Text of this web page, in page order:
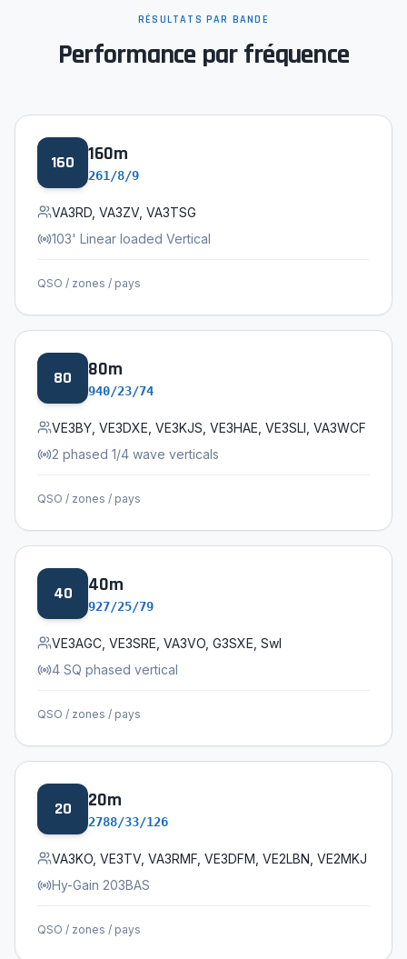
RÉSULTATS PAR BANDE
Performance par fréquence
160 160m
261/8/9
VA3RD, VA3ZV, VA3TSG
103' Linear loaded Vertical
QSO / zones / pays
80 80m
940/23/74
VE3BY, VE3DXE, VE3KJS, VE3HAE, VE3SLI, VA3WCF
2 phased 1/4 wave verticals
QSO / zones / pays
40 40m
927/25/79
VE3AGC, VE3SRE, VA3VO, G3SXE, Swl
4 SQ phased vertical
QSO / zones / pays
20 20m
2788/33/126
VA3KO, VE3TV, VA3RMF, VE3DFM, VE2LBN, VE2MKJ
Hy-Gain 203BAS
QSO / zones / pays